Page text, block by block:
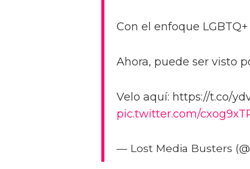
Con el enfoque
Ahora, puede ser visto
Velo aquí: https://t.co/
pic.twitter.com/
— Lost Media Busters